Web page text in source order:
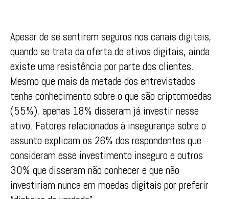
Apesar de se sentirem seguros nos canais digitais,
quando se trata da oferta de ativos digitais, ainda
existe uma resistência por parte dos clientes.
Mesmo que mais da metade dos entrevistados
tenha conhecimento sobre o que são criptomoedas
(55%), apenas 18% disseram já investir nesse
ativo. Fatores relacionados à insegurança sobre o
assunto explicam os 26% dos respondentes que
consideram esse investimento inseguro e outros
30% que disseram não conhecer e que não
investiriam nunca em moedas digitais por preferir